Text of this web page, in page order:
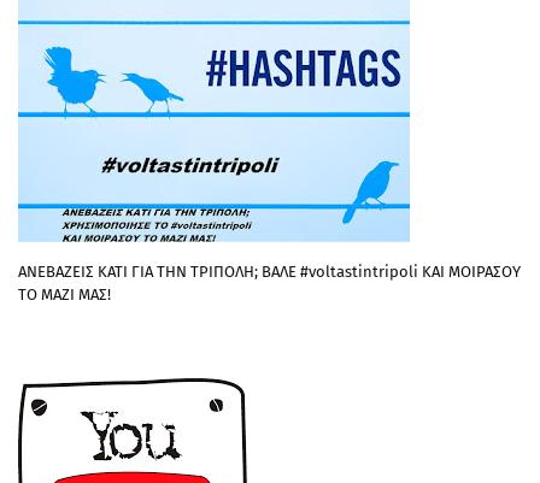
ΑΝΕΒΑΖΕΙΣ ΚΑΤΙ ΓΙΑ ΤΗΝ ΤΡΙΠΟΛΗ; ΒΑΛΕ #voltastintripoli ΚΑΙ ΜΟΙΡΑΣΟΥ
ΤΟ ΜΑΖΙ ΜΑΣ!